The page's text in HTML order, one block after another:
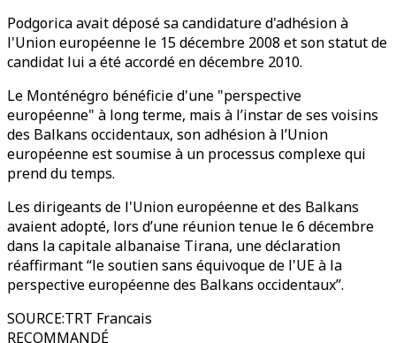
Podgorica avait déposé sa candidature d'adhésion à
l'Union européenne le 15 décembre 2008 et son statut de
candidat lui a été accordé en décembre 2010.
Le Monténégro bénéficie d'une "perspective
européenne" à long terme, mais à l’instar de ses voisins
des Balkans occidentaux, son adhésion à l’Union
européenne est soumise à un processus complexe qui
prend du temps.
Les dirigeants de l'Union européenne et des Balkans
avaient adopté, lors d’une réunion tenue le 6 décembre
dans la capitale albanaise Tirana, une déclaration
réaffirmant “le soutien sans équivoque de l'UE à la
perspective européenne des Balkans occidentaux”.
SOURCE:TRT Francais
RECOMMANDÉ